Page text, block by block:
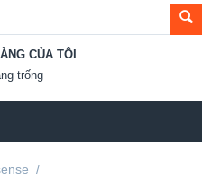
CỦA TÔI
trống
/